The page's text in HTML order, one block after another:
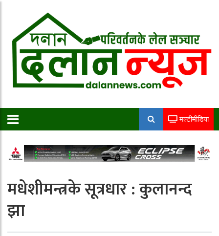
मल्टीमीडिया
मधेशीमन्त्रके सूत्रधार : कुलानन्द
झा